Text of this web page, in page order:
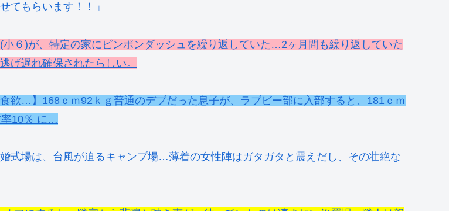
てもらいます！！」
(小６)が、特定の家にピンポンダッシュを繰り返していた…2ヶ月間も繰り返していた
げ遅れ確保されたらしい。
食欲…】168ｃｍ92ｋｇ普通のデブだった息子が、ラブビー部に入部すると、181ｃｍ
率10％ に…
式場は、台風が迫るキャンプ場…薄着の女性陣はガタガタと震えだし、その壮絶な